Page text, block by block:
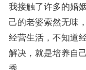
我接触了许多的婚
己的老婆索然无味
经营生活，不知道
解决，就是培养自